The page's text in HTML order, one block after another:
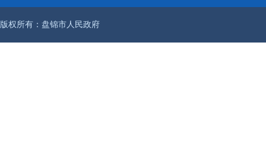
版权所有：盘锦市人民政府